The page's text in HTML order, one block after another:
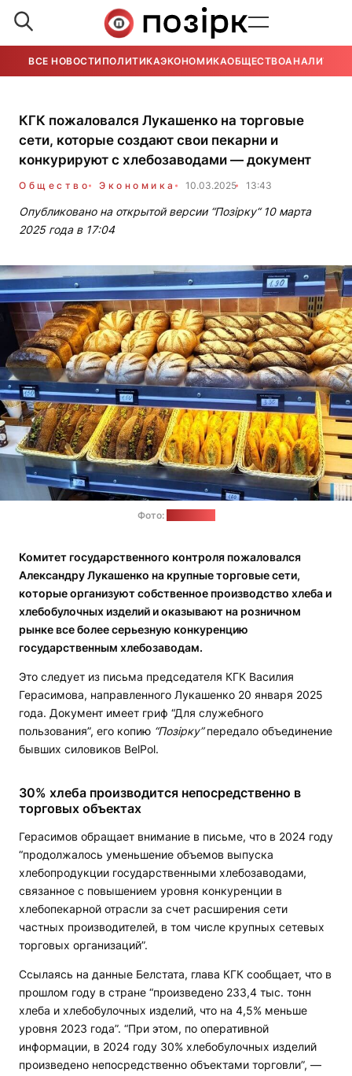
ВСЕ НОВОСТИ ПОЛИТИКАЭКОНОМИКАОБЩЕСТВОАНАЛИТИКА
КГК пожаловался Лукашенко на торговые
сети, которые создают свои пекарни и
конкурируют с хлебозаводами — документ
Общество Экономика 10.03.2025 13:43
Опубликовано на открытой версии “Позірку“ 10 марта
2025 года в 17:04
Фото:
Комитет государственного контроля пожаловался
Александру Лукашенко на крупные торговые сети,
которые организуют собственное производство хлеба и
хлебобулочных изделий и оказывают на розничном
рынке все более серьезную конкуренцию
государственным хлебозаводам.
Это следует из письма председателя КГК Василия
Герасимова, направленного Лукашенко 20 января 2025
года. Документ имеет гриф “Для служебного
пользования”, его копию “Позірку”передало объединение
бывших силовиков BelPol.
30% хлеба производится непосредственно в
торговых объектах
Герасимов обращает внимание в письме, что в 2024 году
“продолжалось уменьшение объемов выпуска
хлебопродукции государственными хлебозаводами,
связанное с повышением уровня конкуренции в
хлебопекарной отрасли за счет расширения сети
частных производителей, в том числе крупных сетевых
торговых организаций”.
Ссылаясь на данные Белстата, глава КГК сообщает, что в
прошлом году в стране “произведено 233,4 тыс. тонн
хлеба и хлебобулочных изделий, что на 4,5% меньше
уровня 2023 года”. “При этом, по оперативной
информации, в 2024 году 30% хлебобулочных изделий
произведено непосредственно объектами торговли”, —